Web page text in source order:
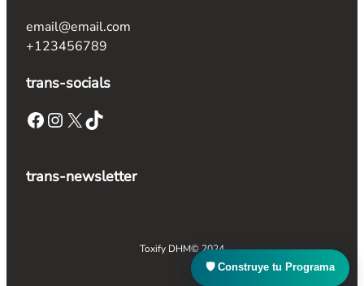
email@email.com
+123456789
trans-socials
Facebook Instagram X TikTok
trans-newsletter
Toxify DHM© 2024
🛡 Construye tu Programa